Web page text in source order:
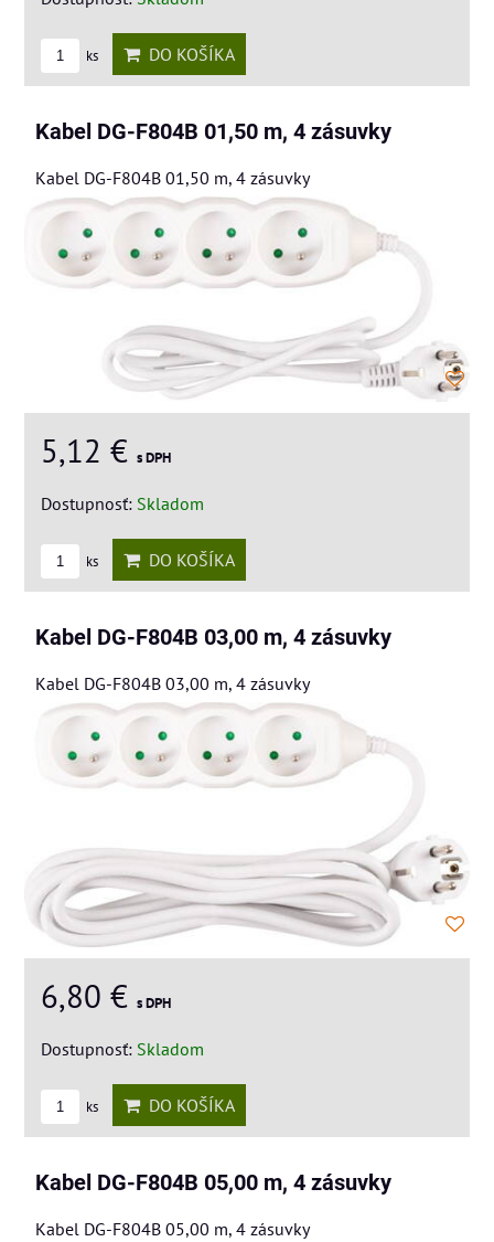
ks DO KOŠÍKA
Kabel DG-F804B 01,50 m, 4 zásuvky
Kabel DG-F804B 01,50 m, 4 zásuvky
5,12 € s DPH
Dostupnosť: Skladom
ks DO KOŠÍKA
Kabel DG-F804B 03,00 m, 4 zásuvky
Kabel DG-F804B 03,00 m, 4 zásuvky
6,80 € s DPH
Dostupnosť: Skladom
ks DO KOŠÍKA
Kabel DG-F804B 05,00 m, 4 zásuvky
Kabel DG-F804B 05,00 m, 4 zásuvky